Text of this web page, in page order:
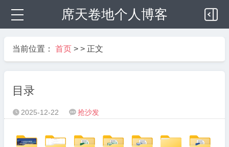
席天卷地个人博客
当前位置： 首页 > > 正文
目录
 2025-12-22  抢沙发